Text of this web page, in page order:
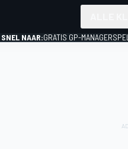
SNEL NAAR:GRATIS GP-MANAGERSPEL